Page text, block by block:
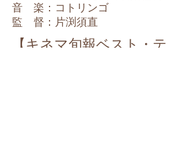
【キネマ旬報ベスト・テ
音 楽：コトリンゴ
​監 督：片渕須直